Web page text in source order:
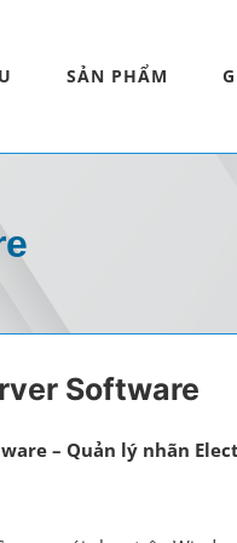
SẢN PHẨM
Software
– Quản lý nhãn